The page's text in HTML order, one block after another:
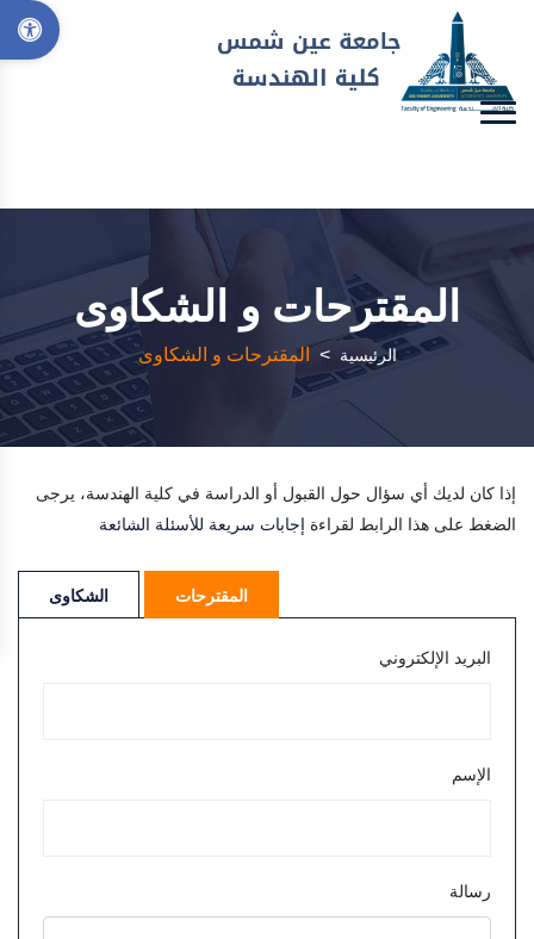
المقترحات و الشكاوى
الرئيسية > المقترحات و الشكاوى
إذا كان لديك أي سؤال حول القبول أو الدراسة في كلية الهندسة، يرجى
الضغط على هذا الرابط لقراءة إجابات سريعة للأسئلة الشائعة
المقترحات الشكاوى
البريد الإلكتروني
الإسم
رسالة